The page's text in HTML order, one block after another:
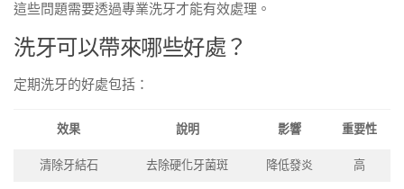
這些問題需要透過專業洗牙才能有效處理。
洗牙可以帶來哪些好處？
定期洗牙的好處包括：
效果 說明 影響 重要性
清除牙結石 去除硬化牙菌斑 降低發炎 高